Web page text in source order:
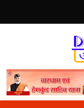
content